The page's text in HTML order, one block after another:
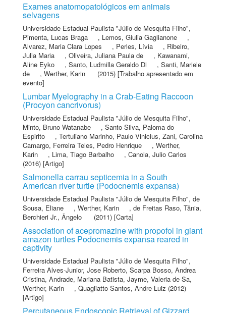
Exames anatomopatológicos em animais
selvagens
Universidade Estadual Paulista "Júlio de Mesquita Filho",
Pimenta, Lucas Braga
, Lemos, Giulia Gaglianone
,
Alvarez, Maria Clara Lopes
, Perles, Lívia , Ribeiro,
Julia Maria
, Oliveira, Juliana Paula de , Kawanami,
Aline Eyko
, Santo, Ludmilla Geraldo Di , Santi, Mariele
de
, Werther, Karin
(2015) [Trabalho apresentado em
evento]
Lumbar Myelography in a Crab-Eating Raccoon
(Procyon cancrivorus)
Universidade Estadual Paulista "Júlio de Mesquita Filho",
Minto, Bruno Watanabe
, Santo Silva, Paloma do
Espirito
, Tertuliano Marinho, Paulo Vinicius, Zani, Carolina
Camargo, Ferreira Teles, Pedro Henrique , Werther,
Karin
, Lima, Tiago Barbalho , Canola, Julio Carlos
(2016) [Artigo]
Salmonella carrau septicemia in a South
American river turtle (Podocnemis expansa)
Universidade Estadual Paulista "Júlio de Mesquita Filho", de
Sousa, Eliane
, Werther, Karin , de Freitas Raso, Tânia,
Berchieri Jr., Ângelo
(2011) [Carta]
Association of acepromazine with propofol in giant
amazon turtles Podocnemis expansa reared in
captivity
Universidade Estadual Paulista "Júlio de Mesquita Filho",
Ferreira Alves-Junior, Jose Roberto, Scarpa Bosso, Andrea
Cristina, Andrade, Mariana Batista, Jayme, Valeria de Sa,
Werther, Karin
, Quagliatto Santos, Andre Luiz (2012)
[Artigo]